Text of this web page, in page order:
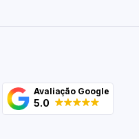
Avaliação Google
5.0